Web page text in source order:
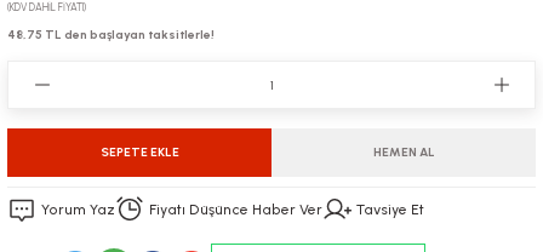
(KDV DAHİL FİYATI)
48,75 TL den başlayan taksitlerle!
SEPETE EKLE HEMEN AL
Yorum Yaz Fiyatı Düşünce Haber Ver Tavsiye Et